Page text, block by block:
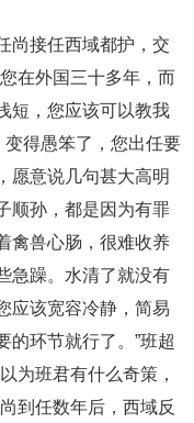
尚接任西域都护，交
在外国三十多年，而
短，您应该可以教我
变得愚笨了，您出任要
愿意说几句甚大高明
顺孙，都是因为有罪
禽兽心肠，很难收养
急躁。水清了就没有
应该宽容冷静，简易
的环节就行了。”班超
为班君有什么奇策，
到任数年后，西域反